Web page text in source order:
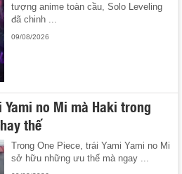
tượng anime toàn cầu, Solo Leveling
đã chinh ...
09/08/2026
no Mi mà Haki trong
thế
Trong One Piece, trái Yami Yami no Mi
sở hữu những ưu thế mà ngay ...